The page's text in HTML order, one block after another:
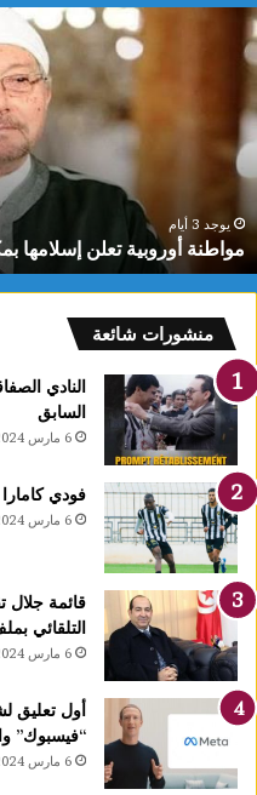
م
و
ا
ط
ن
ة
ر
ب
ي
ع
ل
س
ل
ا
ت
يوجد 3 أيام
مواطنة أوروبية تعلن إسلامها
منشورات شائعة
النادي
السابق
6 مارس 2024
فودي
6 مارس 2024
قائمة جلال
التلقائي
6 مارس 2024
أول تعليق
“فيسبوك”
6 مارس 2024